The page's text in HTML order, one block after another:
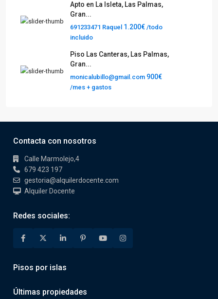
Apto en La Isleta, Las Palmas,
Gran...
691233471 Raquel 1.200€ /todo
incluido
Piso Las Canteras, Las Palmas,
Gran...
monicalubillo@gmail.com 900€
/mes + gastos
Contacta con nosotros
Calle Marmolejo,4
679 423 197
gestoria@alquilerdocente.com
Alquiler Docente
Redes sociales:
Pisos por islas
Últimas propiedades